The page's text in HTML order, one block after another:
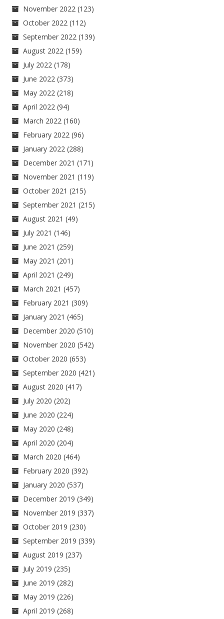
November 2022 (123)
October 2022 (112)
September 2022 (139)
August 2022 (159)
July 2022 (178)
June 2022 (373)
May 2022 (218)
April 2022 (94)
March 2022 (160)
February 2022 (96)
January 2022 (288)
December 2021 (171)
November 2021 (119)
October 2021 (215)
September 2021 (215)
August 2021 (49)
July 2021 (146)
June 2021 (259)
May 2021 (201)
April 2021 (249)
March 2021 (457)
February 2021 (309)
January 2021 (465)
December 2020 (510)
November 2020 (542)
October 2020 (653)
September 2020 (421)
August 2020 (417)
July 2020 (202)
June 2020 (224)
May 2020 (248)
April 2020 (204)
March 2020 (464)
February 2020 (392)
January 2020 (537)
December 2019 (349)
November 2019 (337)
October 2019 (230)
September 2019 (339)
August 2019 (237)
July 2019 (235)
June 2019 (282)
May 2019 (226)
April 2019 (268)